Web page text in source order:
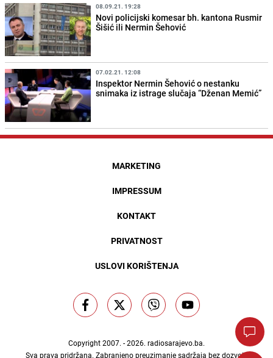
08.09.21. 19:28
Novi policijski komesar bh. kantona Rusmir
Šišić ili Nermin Šehović
07.02.21. 12:08
Inspektor Nermin Šehović o nestanku
snimaka iz istrage slučaja “Dženan Memić”
MARKETING
IMPRESSUM
KONTAKT
PRIVATNOST
USLOVI KORIŠTENJA
Copyright 2007. - 2026. radiosarajevo.ba.
Sva prava pridržana. Zabranjeno preuzimanje sadržaja bez dozvole